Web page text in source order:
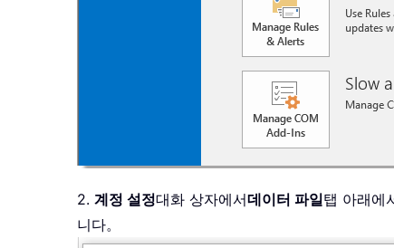
2. 계정 설정대화 상자에서데이터 파일탭 아래에
니다。